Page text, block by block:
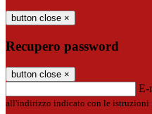
button close ×
Recupero password
button close ×
E-
all'indirizzo indicato con le istruzioni